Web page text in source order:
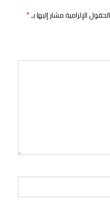
الحقول الإلزامية مشار إليها بـ*